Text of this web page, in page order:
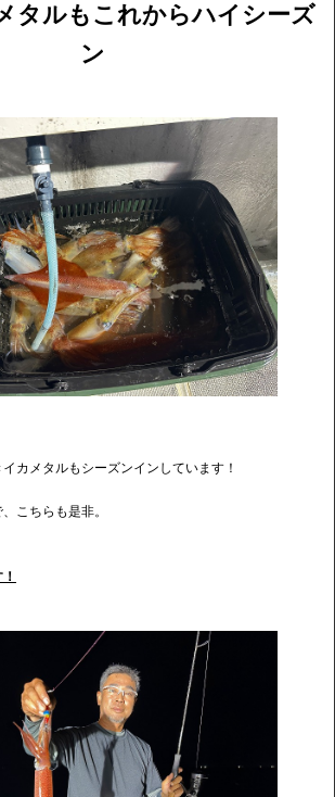
タルもこれからハイシーズ
ン
カメタルもシーズンインしています！
こちらも是非。